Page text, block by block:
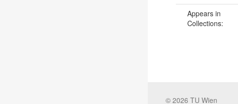
Appears in
Collections:
© 2026 TU Wien